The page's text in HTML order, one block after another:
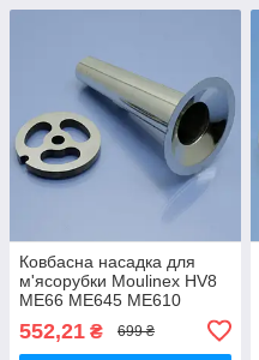
Ковбасна насадка для
м'ясорубки Moulinex HV8
ME66 ME645 ME610
ME625 ME665 ME62513E
ME625166 ME645B3E
552,21 ₴ 699 ₴